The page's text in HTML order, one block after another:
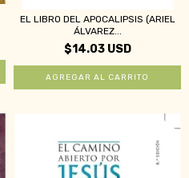
EL LIBRO DEL APOCALIPSIS (ARIEL
ÁLVAREZ...
$14.03 USD